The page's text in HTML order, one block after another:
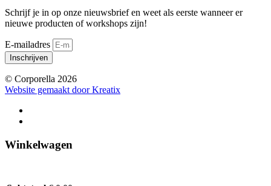
Schrijf je in op onze nieuwsbrief en weet als eerste wanneer er
nieuwe producten of workshops zijn!
E-mailadres
Inschrijven
© Corporella 2026
Website gemaakt door Kreatix
Winkelwagen